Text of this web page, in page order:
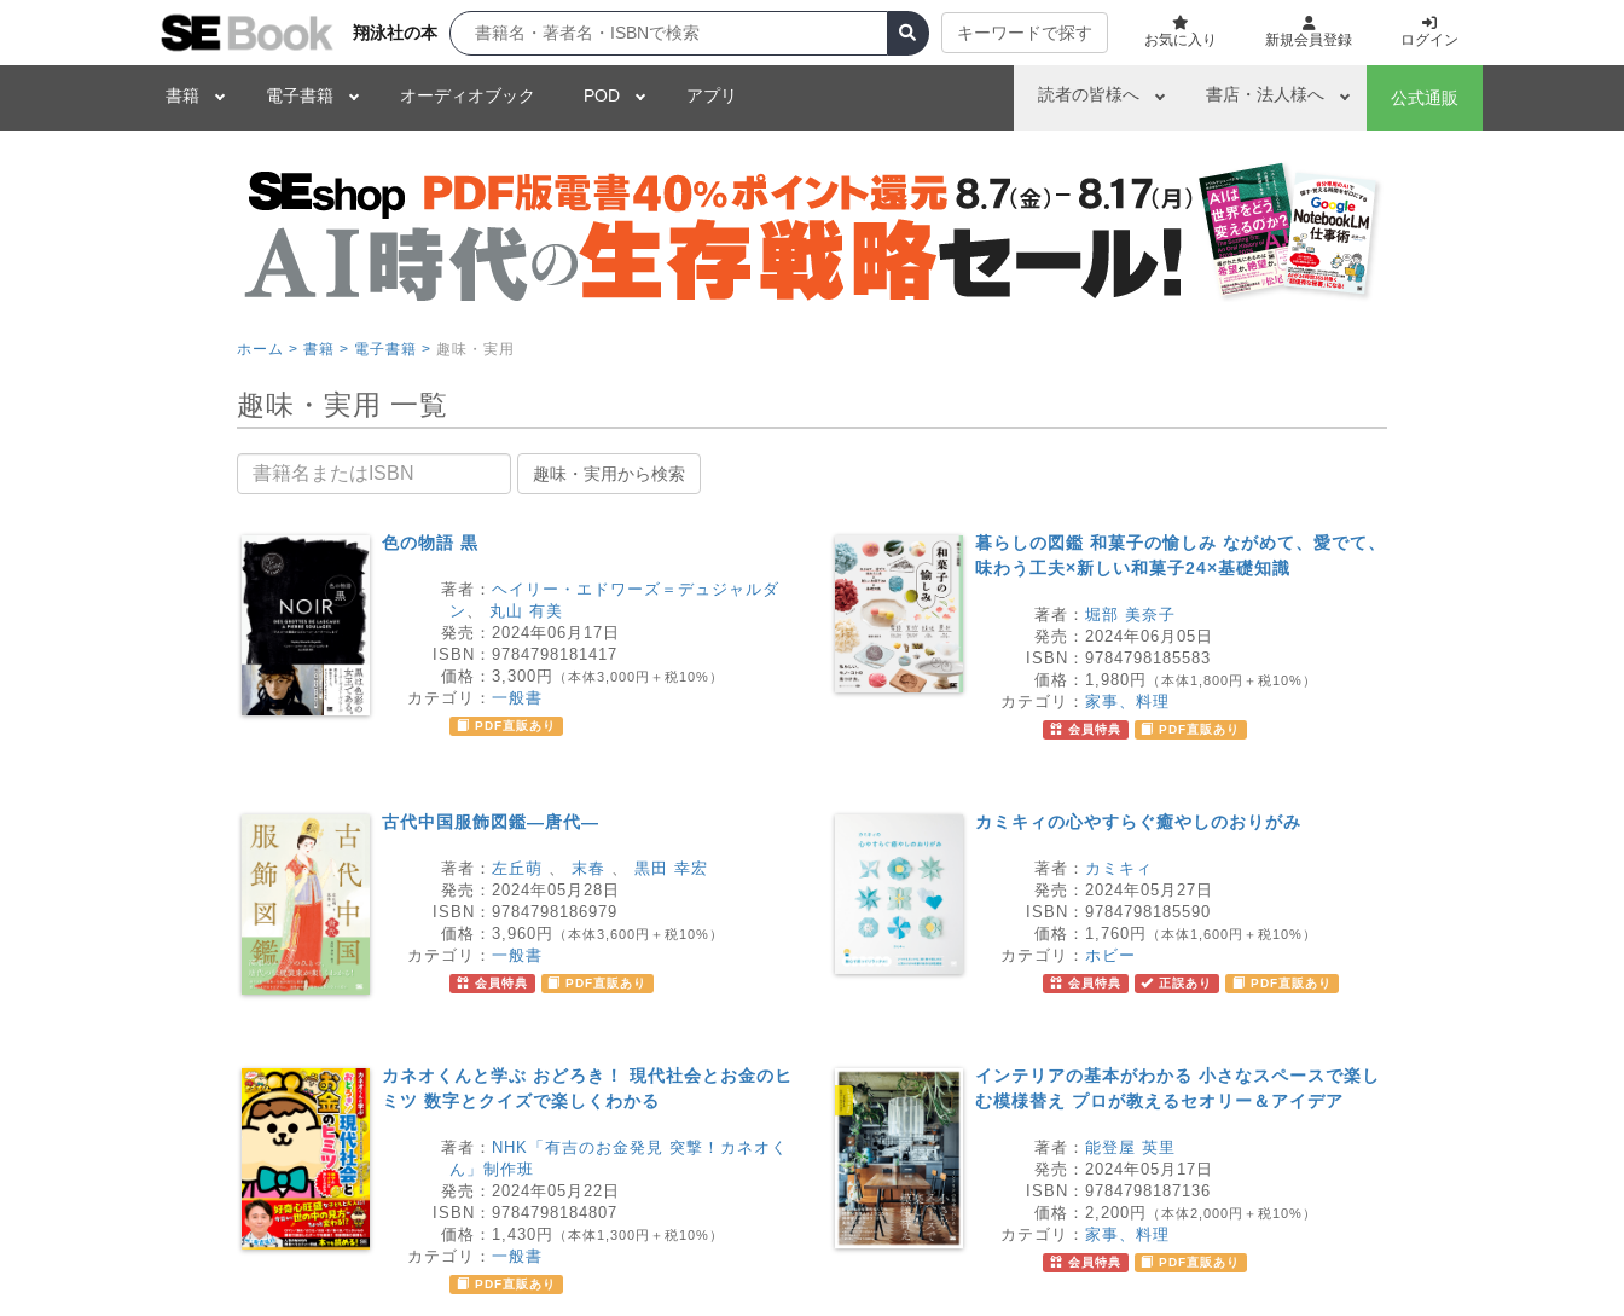
翔泳社の本 キーワードで探す お気に入り 新規会員登録 ログイン
書籍 電子書籍 オーディオブック POD アプリ 読者の皆様へ 書店・法人様へ 公式通販
ホーム > 書籍 > 電子書籍 > 趣味・実用
趣味・実用 一覧
書籍名 趣味・実用から検索
色の物語 黒
著者： ヘイリー・エドワーズ＝デュジャルダ
ン 、 丸山 有美
発売： 2024年06月17日
ISBN： 9784798181417
価格： 3,300円 （本体3,000円＋税10%）
カテゴリ： 一般書
PDF直販あり
暮らしの図鑑 和菓子の愉しみ ながめて、愛でて、
味わう工夫×新しい和菓子24×基礎知識
著者： 堀部 美奈子
発売： 2024年06月05日
ISBN： 9784798185583
価格： 1,980円 （本体1,800円＋税10%）
カテゴリ： 家事、料理
会員特典 PDF直販あり
古代中国服飾図鑑―唐代―
著者： 左丘萌 、 末春 、 黒田 幸宏
発売： 2024年05月28日
ISBN： 9784798186979
価格： 3,960円 （本体3,600円＋税10%）
カテゴリ： 一般書
会員特典 PDF直販あり
カミキィの心やすらぐ癒やしのおりがみ
著者： カミキィ
発売： 2024年05月27日
ISBN： 9784798185590
価格： 1,760円 （本体1,600円＋税10%）
カテゴリ： ホビー
会員特典 正誤あり PDF直販あり
カネオくんと学ぶ おどろき！ 現代社会とお金のヒ
ミツ 数字とクイズで楽しくわかる
著者： NHK「有吉のお金発見 突撃！カネオく
ん」制作班
発売： 2024年05月22日
ISBN： 9784798184807
価格： 1,430円 （本体1,300円＋税10%）
カテゴリ： 一般書
PDF直販あり
インテリアの基本がわかる 小さなスペースで楽し
む模様替え プロが教えるセオリー＆アイデア
著者： 能登屋 英里
発売： 2024年05月17日
ISBN： 9784798187136
価格： 2,200円 （本体2,000円＋税10%）
カテゴリ： 家事、料理
会員特典 PDF直販あり